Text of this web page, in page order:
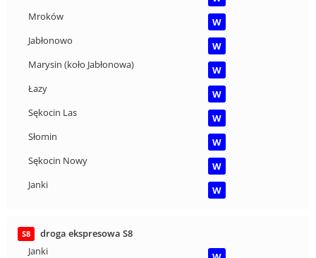
Mroków
W
Jabłonowo
W
Marysin (koło Jabłonowa)
W
Łazy
W
Sękocin Las
W
Słomin
W
Sękocin Nowy
W
Janki
W
S8
droga ekspresowa S8
Janki